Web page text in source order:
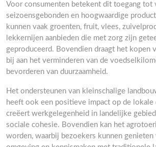
Voor consumenten betekent dit toegang tot
seizoensgebonden en hoogwaardige
kunnen vaak groenten, fruit, vlees,
lekkernijen aanbieden die met zorg zijn
geproduceerd. Bovendien draagt het kopen
bij aan het verminderen van de
bevorderen van duurzaamheid.
Het ondersteunen van kleinschalige
heeft ook een positieve impact op de lokale
creëert werkgelegenheid in landelijke
sociale cohesie. Bovendien kan het
worden, waarbij bezoekers kunnen genieten